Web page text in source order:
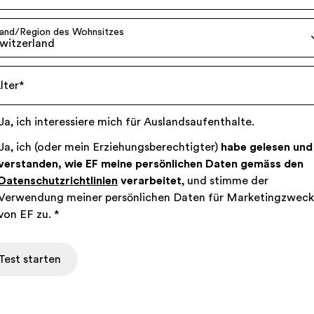
Region des Wohnsitzes
*
ich interessiere mich für Auslandsaufenthalte.
ich (oder mein Erziehungsberechtigter) habe gelesen und
wie EF meine persönlichen Daten gemäss den
verarbeitet, und stimme der
meiner persönlichen Daten für
EF zu. *
starten